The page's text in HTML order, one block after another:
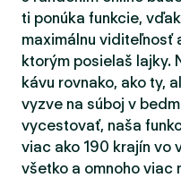
ti ponúka funkcie,
maximálnu viditeľnosť
ktorým posielaš lajky.
kávu rovnako, ako ty,
vyzve na súboj v
vycestovať, naša
viac ako 190 krajín
všetko a omnoho viac